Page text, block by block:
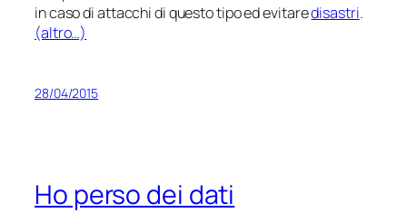
in caso di attacchi di questo tipo ed evitaredisastri.
(altro…)
28/04/2015
Ho perso dei dati